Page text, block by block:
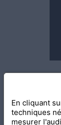
En cliquant
techniques
mesurer